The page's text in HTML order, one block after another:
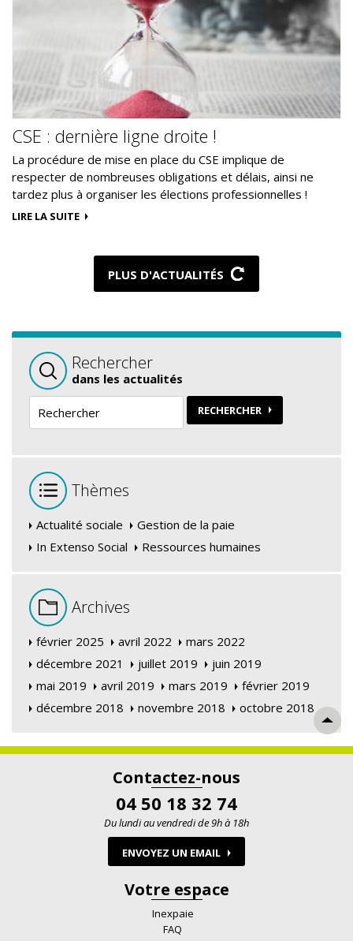
CSE : dernière ligne droite !
La procédure de mise en place du CSE implique de
respecter de nombreuses obligations et délais, ainsi ne
tardez plus à organiser les élections professionnelles !
LIRE LA SUITE
PLUS D'ACTUALITÉS
Rechercher
dans les actualités
RECHERCHER
Thèmes
Actualité sociale
Gestion de la paie
In Extenso Social
Ressources humaines
Archives
février 2025 avril 2022
mars 2022
décembre 2021
juillet 2019
juin 2019
mai 2019
avril 2019 mars 2019
février 2019
décembre 2018
novembre 2018 octobre 2018
Contactez-nous
04 50 18 32 74
Du lundi au vendredi de 9h à 18h
ENVOYEZ UN EMAIL
Votre espace
Inexpaie
FAQ